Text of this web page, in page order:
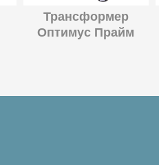
Трансформер
Оптимус Прайм